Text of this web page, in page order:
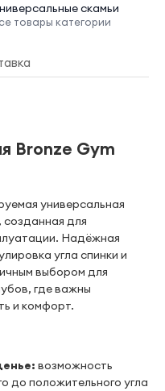
скамьи
товары категории
Bronze Gym
универсальная
созданная для
Надёжная
угла спинки и
выбором для
где важны
и комфорт.
возможность
до положительного угла